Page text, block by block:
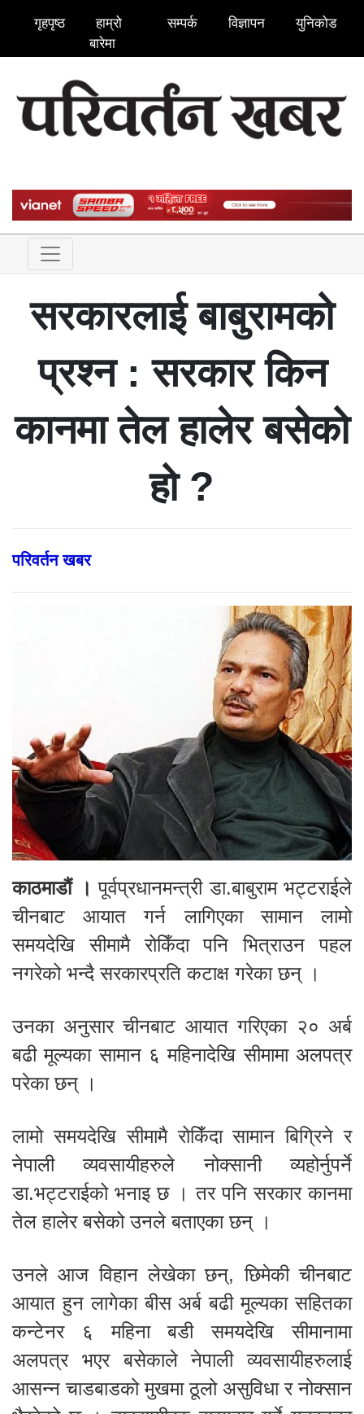
गृहपृष्ठ
हाम्रो
बारेमा
सम्पर्क विज्ञापन युनिकोड
सरकारलाई बाबुरामको
प्रश्न : सरकार किन
कानमा तेल हालेर बसेको
हो ?
परिवर्तन खबर
काठमाडौं । पूर्वप्रधानमन्त्री डा.बाबुराम भट्टराईले
चीनबाट आयात गर्न लागिएका सामान लामो
समयदेखि सीमामै रोकिँदा पनि भित्राउन पहल
नगरेको भन्दै सरकारप्रति कटाक्ष गरेका छन् ।
उनका अनुसार चीनबाट आयात गरिएका २० अर्ब
बढी मूल्यका सामान ६ महिनादेखि सीमामा अलपत्र
परेका छन् ।
लामो समयदेखि सीमामै रोकिँदा सामान बिग्रिने र
नेपाली व्यवसायीहरुले नोक्सानी व्यहोर्नुपर्ने
डा.भट्टराईको भनाइ छ । तर पनि सरकार कानमा
तेल हालेर बसेको उनले बताएका छन् ।
उनले आज विहान लेखेका छन्, छिमेकी चीनबाट
आयात हुन लागेका बीस अर्ब बढी मूल्यका सहितका
कन्टेनर ६ महिना बडी समयदेखि सीमानामा
अलपत्र भएर बसेकाले नेपाली व्यवसायीहरुलाई
आसन्न चाडबाडको मुखमा ठूलो असुविधा र नोक्सान